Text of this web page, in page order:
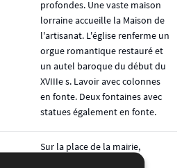
profondes. Une vaste maison
lorraine accueille la Maison de
l'artisanat. L'église renferme un
orgue romantique restauré et
un autel baroque du début du
XVIIIe s. Lavoir avec colonnes
en fonte. Deux fontaines avec
statues également en fonte.
Sur la place de la mairie,